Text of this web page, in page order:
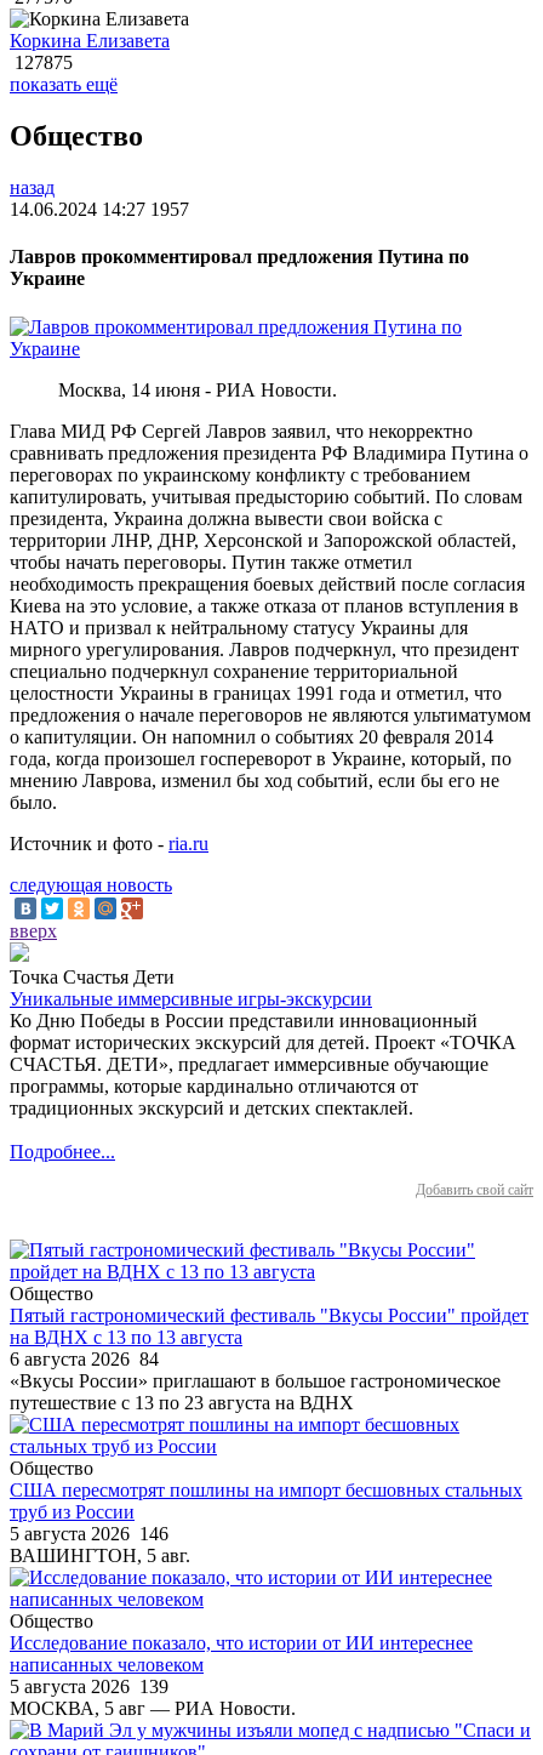
Коркина Елизавета
127875
показать ещё
Общество
назад
14.06.2024 14:27 1957
Лавров прокомментировал предложения Путина по
Украине
Москва, 14 июня - РИА Новости.
Глава МИД РФ Сергей Лавров заявил, что некорректно
сравнивать предложения президента РФ Владимира Путина о
переговорах по украинскому конфликту с требованием
капитулировать, учитывая предысторию событий. По словам
президента, Украина должна вывести свои войска с
территории ЛНР, ДНР, Херсонской и Запорожской областей,
чтобы начать переговоры. Путин также отметил
необходимость прекращения боевых действий после согласия
Киева на это условие, а также отказа от планов вступления в
НАТО и призвал к нейтральному статусу Украины для
мирного урегулирования. Лавров подчеркнул, что президент
специально подчеркнул сохранение территориальной
целостности Украины в границах 1991 года и отметил, что
предложения о начале переговоров не являются ультиматумом
о капитуляции. Он напомнил о событиях 20 февраля 2014
года, когда произошел госпереворот в Украине, который, по
мнению Лаврова, изменил бы ход событий, если бы его не
было.
Источник и фото - ria.ru
следующая новость
вверх
Точка Счастья Дети
Уникальные иммерсивные игры-экскурсии
Ко Дню Победы в России представили инновационный
формат исторических экскурсий для детей. Проект «ТОЧКА
СЧАСТЬЯ. ДЕТИ», предлагает иммерсивные обучающие
программы, которые кардинально отличаются от
традиционных экскурсий и детских спектаклей.
Подробнее...
Добавить свой сайт
Общество
Пятый гастрономический фестиваль "Вкусы России" пройдет
на ВДНХ с 13 по 13 августа
6 августа 2026 84
«Вкусы России» приглашают в большое гастрономическое
путешествие с 13 по 23 августа на ВДНХ
Общество
США пересмотрят пошлины на импорт бесшовных стальных
труб из России
5 августа 2026 146
ВАШИНГТОН, 5 авг.
Общество
Исследование показало, что истории от ИИ интереснее
написанных человеком
5 августа 2026 139
МОСКВА, 5 авг — РИА Новости.